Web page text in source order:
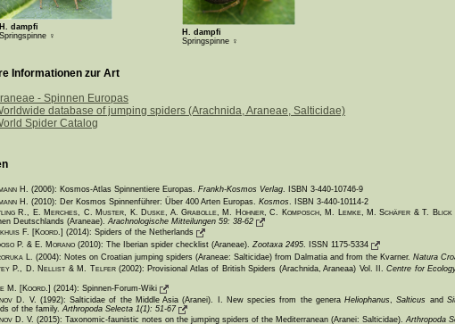
H. dampfi
Springspinne ♀
H. dampfi
Springspinne ♀
Informationen zur Art
- Spinnen Europas
database of jumping spiders (Arachnida, Araneae, Salticidae)
Spider Catalog
H. (2006): Kosmos-Atlas Spinnentiere Europas. Frankh-Kosmos Verlag. ISBN 3-440-10746-9
H. (2010): Der Kosmos Spinnenführer: Über 400 Arten Europas. Kosmos. ISBN 3-440-10114-2
R., E. Merches, C. Muster, K. Duske, A. Grabolle, M. Hohner, C. Komposch, M. Lemke, M. Schäfer & T. Blick
Deutschlands (Araneae).Arachnologische Mitteilungen 59: 38-62
F. [Koord.] (2014): Spiders of the Netherlands
P. & E. Morano (2010): The Iberian spider checklist (Araneae). Zootaxa 2495. ISSN 1175-5334
L. (2004): Notes on Croatian jumping spiders (Araneae: Salticidae) from Dalmatia and from the Kvarner. Natura
P., D. Nellist & M. Telfer(2002): Provisional Atlas of British Spiders (Arachnida, Araneaa) Vol. II.Centre for
M. [Koord.] (2014): Spinnen-Forum-Wiki
D. V. (1992): Salticidae of the Middle Asia (Aranei). I. New species from the genera Heliophanus,Salticus and
of the family.Arthropoda Selecta 1(1): 51-67
D. V. (2015): Taxonomic-faunistic notes on the jumping spiders of the Mediterranean (Aranei: Salticidae).Arthropoda